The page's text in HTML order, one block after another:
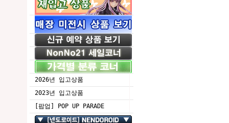
2026년 입고상품
2023년 입고상품
[팝업] POP UP PARADE